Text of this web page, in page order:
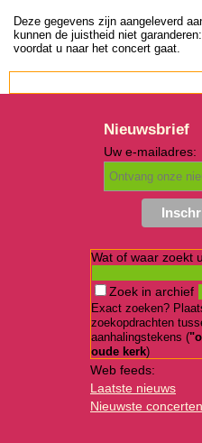
Deze gegevens zijn aangeleverd
kunnen de juistheid niet
voordat u naar het concert gaat.
Nieuwsbrief
Uw e-mailadres:
Wat of waar zoekt
Zoek in archief
Exact zoeken?
zoekopdrachten
aanhalingstekens (
oude kerk)
Web feeds:
Laatste nieuws
Nieuwste concerten